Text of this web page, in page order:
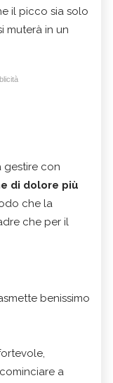
il picco sia solo
muterà in un
gestire con
di dolore più
che la
che per il
benissimo
a